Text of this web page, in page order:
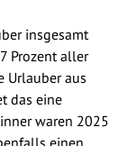
insgesamt
Prozent aller
Urlauber aus
das eine
waren 2025